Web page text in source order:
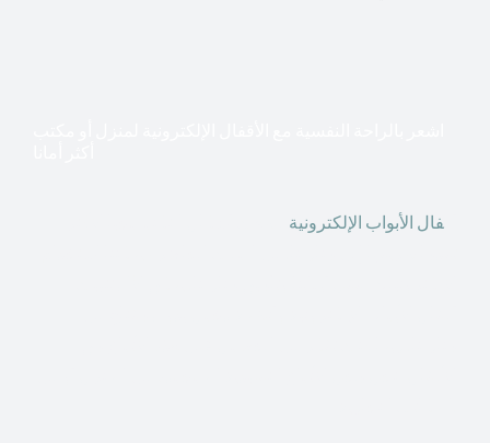
فال الأبواب الإلكترونية